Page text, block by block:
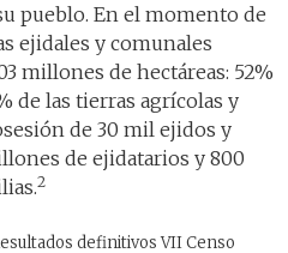
pueblo. En el momento de
ejidales y comunales
millones de hectáreas: 52%
de las tierras agrícolas y
de 30 mil ejidos y
de ejidatarios y 800
2
definitivos VII Censo